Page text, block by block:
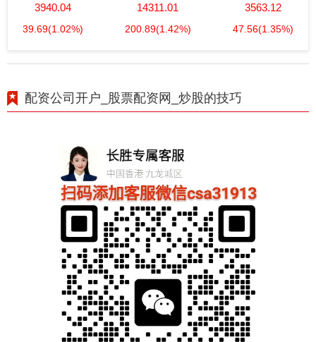
3940.04
39.69(1.02%)
14311.01
200.89(1.42%)
3563.12
47.56(1.35%)
配资公司开户_股票配资网_炒股的技巧